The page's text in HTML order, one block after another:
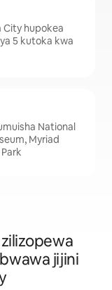
City hupokea
5 kutoka kwa
National
Myriad
jijini